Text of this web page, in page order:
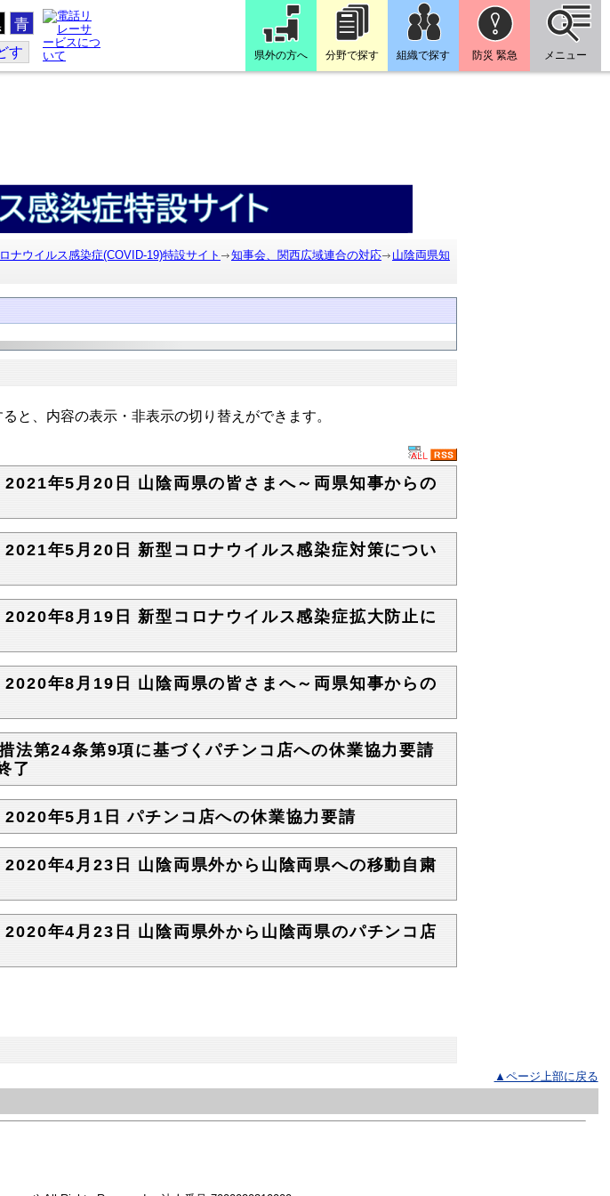
青
す 県外の方へ 分野で探す 組織で探す 防災 緊急 メニュー
ナウイルス感染症(COVID-19)特設サイト 知事会、関西広域連合の対応
山陰両県知
と、内容の表示・非表示の切り替えができます。
2021年5月20日 山陰両県の皆さまへ～両県知事からの
2021年5月20日 新型コロナウイルス感染症対策につい
2020年8月19日 新型コロナウイルス感染症拡大防止に
2020年8月19日 山陰両県の皆さまへ～両県知事からの
法第24条第9項に基づくパチンコ店への休業協力要請
了
2020年5月1日 パチンコ店への休業協力要請
2020年4月23日 山陰両県外から山陰両県への移動自粛
2020年4月23日 山陰両県外から山陰両県のパチンコ店
▲ページ上部に戻る